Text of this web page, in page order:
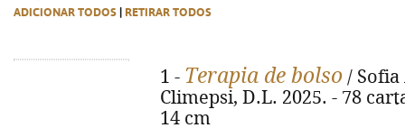
ADICIONAR TODOS RETIRAR TODOS
1 - Terapia de bolso / Sofia
Climepsi, D.L. 2025. - 78
14 cm